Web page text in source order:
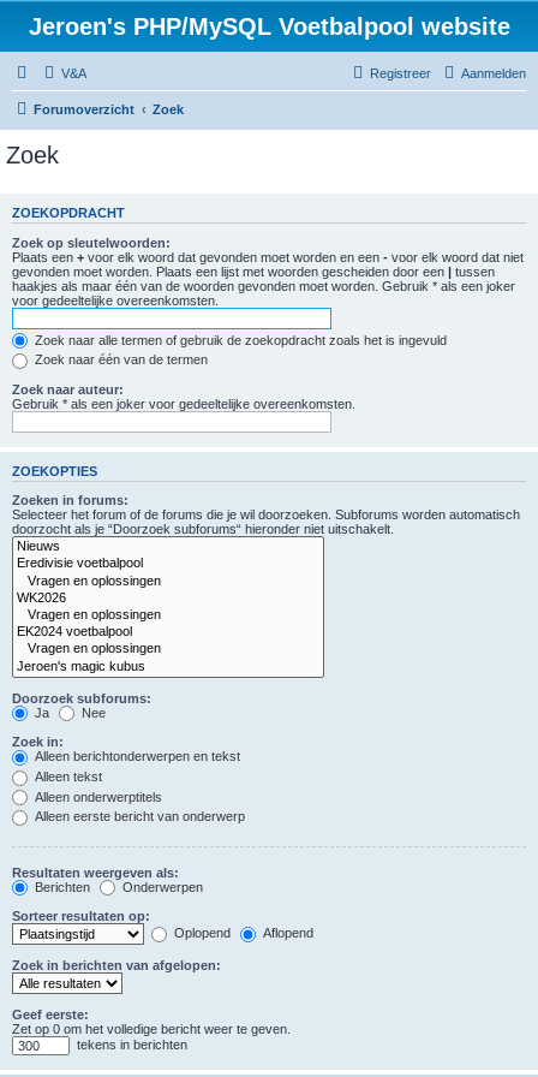
Jeroen's PHP/MySQL Voetbalpool website
V&A Aanmelden
Registreer
Forumoverzicht Zoek
Zoek
ZOEKOPDRACHT
Zoek op sleutelwoorden:
Plaats een + voor elk woord dat gevonden moet worden en een - voor elk woord dat niet
gevonden moet worden. Plaats een lijst met woorden gescheiden door een | tussen
haakjes als maar één van de woorden gevonden moet worden. Gebruik * als een joker
voor gedeeltelijke overeenkomsten.
Zoek naar alle termen of gebruik de zoekopdracht zoals het is ingevuld
Zoek naar één van de termen
Zoek naar auteur:
Gebruik * als een joker voor gedeeltelijke overeenkomsten.
ZOEKOPTIES
Zoeken in forums:
Selecteer het forum of de forums die je wil doorzoeken. Subforums worden automatisch
doorzocht als je “Doorzoek subforums“ hieronder niet uitschakelt.
Doorzoek subforums:
Ja
Nee
Zoek in:
Alleen berichtonderwerpen en tekst
Alleen tekst
Alleen onderwerptitels
Alleen eerste bericht van onderwerp
Resultaten weergeven als:
Berichten
Onderwerpen
Sorteer resultaten op:
Oplopend
Aflopend
Zoek in berichten van afgelopen:
Geef eerste:
Zet op 0 om het volledige bericht weer te geven.
tekens in berichten